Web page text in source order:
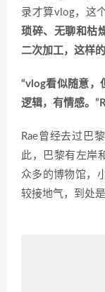
录才算vlog，这
琐碎、无聊和枯
二次加工，这样
“vlog看似随意，
逻辑，有情感。”
Rae曾经去过巴
此，巴黎有左岸
众多的博物馆，
较接地气，到处